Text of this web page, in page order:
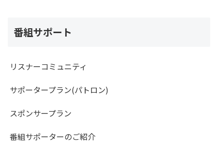
番組サポート
リスナーコミュニティ
サポータープラン(パトロン)
スポンサープラン
番組サポーターのご紹介